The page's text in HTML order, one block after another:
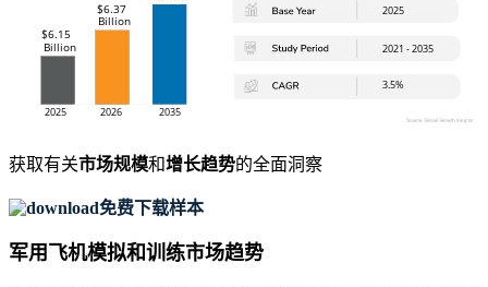
获取有关市场规模和增长趋势的全面洞察
免费下载样本
军用飞机模拟和训练市场趋势